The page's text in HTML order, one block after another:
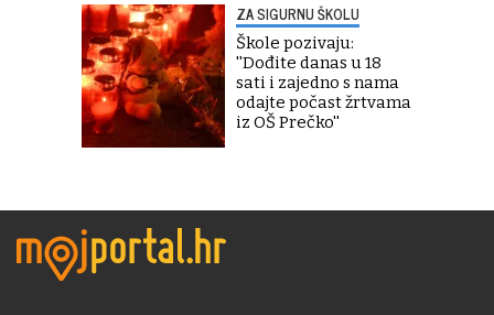
ZA SIGURNU ŠKOLU
Škole pozivaju:
''Dođite danas u 18
sati i zajedno s nama
odajte počast žrtvama
iz OŠ Prečko''